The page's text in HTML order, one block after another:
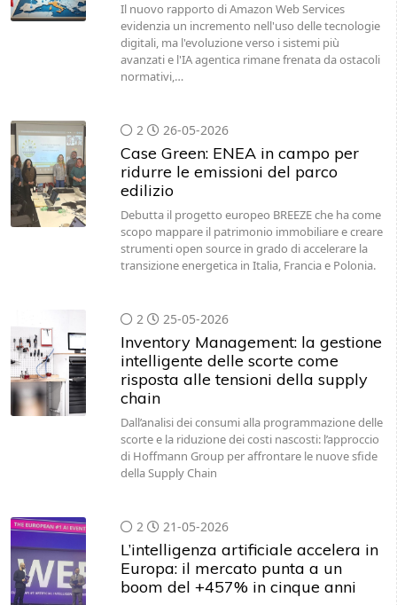
Il nuovo rapporto di Amazon Web Services
evidenzia un incremento nell'uso delle tecnologie
digitali, ma l'evoluzione verso i sistemi più
avanzati e l'IA agentica rimane frenata da ostacoli
normativi,…
2 26-05-2026
Case Green: ENEA in campo per
ridurre le emissioni del parco
edilizio
Debutta il progetto europeo BREEZE che ha come
scopo mappare il patrimonio immobiliare e creare
strumenti open source in grado di accelerare la
transizione energetica in Italia, Francia e Polonia.
2 25-05-2026
Inventory Management: la gestione
intelligente delle scorte come
risposta alle tensioni della supply
chain
Dall’analisi dei consumi alla programmazione delle
scorte e la riduzione dei costi nascosti: l’approccio
di Hoffmann Group per affrontare le nuove sfide
della Supply Chain
2 21-05-2026
L’intelligenza artificiale accelera in
Europa: il mercato punta a un
boom del +457% in cinque anni